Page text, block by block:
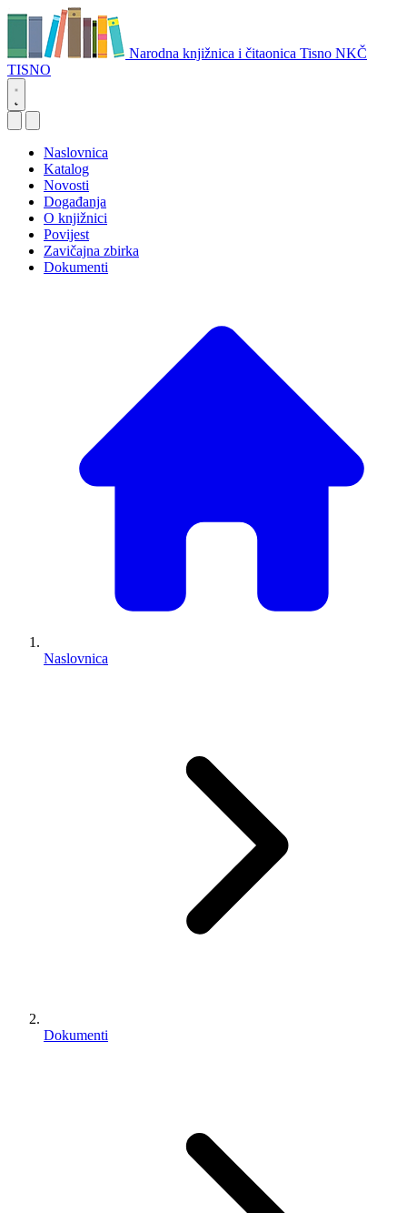
Narodna knjižnica i čitaonica Tisno NKČ
TISNO
Naslovnica
Katalog
Novosti
Događanja
O knjižnici
Povijest
Zavičajna zbirka
Dokumenti
Naslovnica
Dokumenti